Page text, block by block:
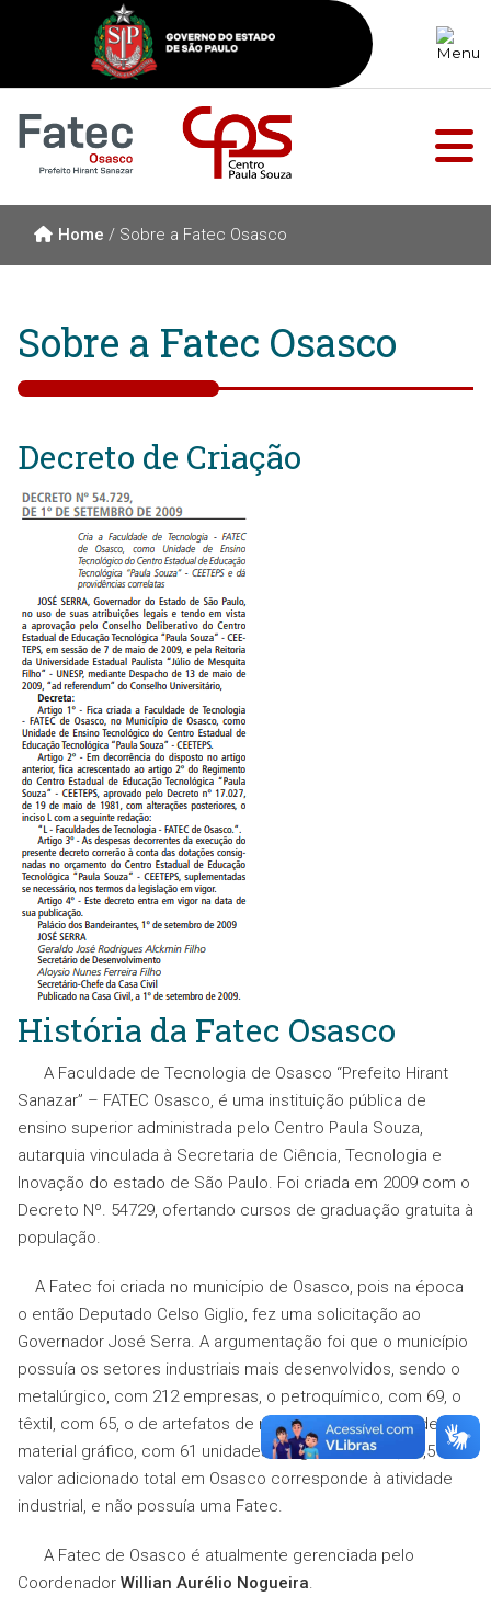
Home / Sobre a Fatec Osasco
Sobre a Fatec Osasco
Decreto de Criação
História da Fatec Osasco
A Faculdade de Tecnologia de Osasco “Prefeito Hirant
Sanazar” – FATEC Osasco, é uma instituição pública de
ensino superior administrada pelo Centro Paula Souza,
autarquia vinculada à Secretaria de Ciência, Tecnologia e
Inovação do estado de São Paulo. Foi criada em 2009 com o
Decreto Nº. 54729, ofertando cursos de graduação gratuita à
população.
A Fatec foi criada no município de Osasco, pois na época
o então Deputado Celso Giglio, fez uma solicitação ao
Governador José Serra. A argumentação foi que o município
possuía os setores industriais mais desenvolvidos, sendo o
metalúrgico, com 212 empresas, o petroquímico, com 69, o
têxtil, com 65, o de artefatos de madeira, com 64, e o de
material gráfico, com 61 unidades. Segundo o IBGE, 21,5% do
valor adicionado total em Osasco corresponde à atividade
industrial, e não possuía uma Fatec.
A Fatec de Osasco é atualmente gerenciada pelo
Coordenador Willian Aurélio Nogueira